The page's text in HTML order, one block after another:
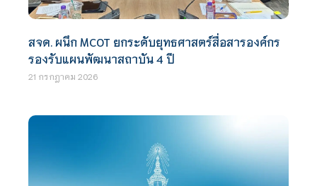
สจด. ผนึก MCOT ยกระดับยุทธศาสตร์สื่อสารองค์กร
รองรับแผนพัฒนาสถาบัน 4 ปี
21 กรกฎาคม 2026